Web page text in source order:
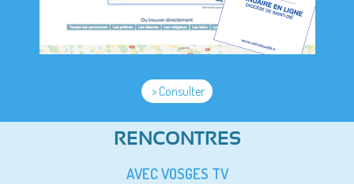
> Consulter
RENCONTRES
AVEC VOSGES TV